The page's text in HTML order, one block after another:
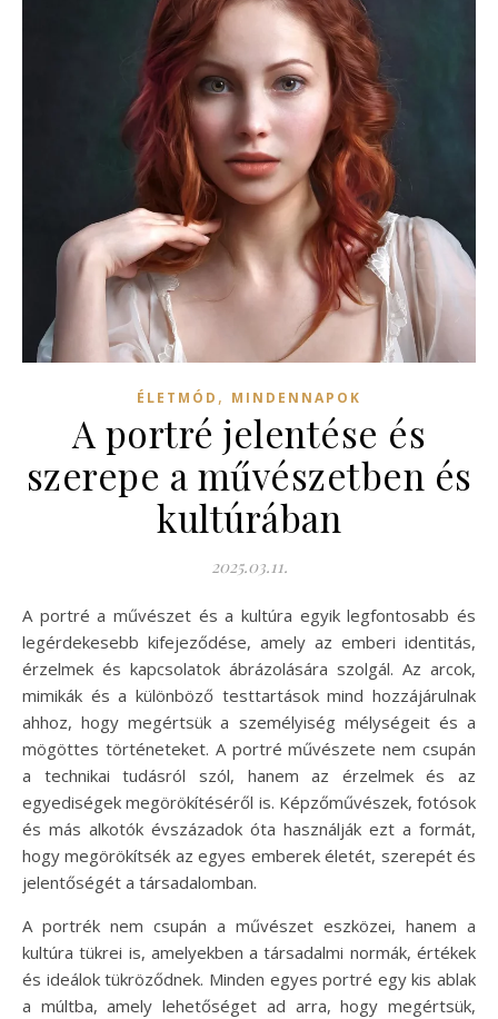
ÉLETMÓD , MINDENNAPOK
A portré jelentése és
szerepe a művészetben és
kultúrában
2025.03.11.
A portré a művészet és a kultúra egyik legfontosabb és
legérdekesebb kifejeződése, amely az emberi identitás,
érzelmek és kapcsolatok ábrázolására szolgál. Az arcok,
mimikák és a különböző testtartások mind hozzájárulnak
ahhoz, hogy megértsük a személyiség mélységeit és a
mögöttes történeteket. A portré művészete nem csupán
a technikai tudásról szól, hanem az érzelmek és az
egyediségek megörökítéséről is. Képzőművészek, fotósok
és más alkotók évszázadok óta használják ezt a formát,
hogy megörökítsék az egyes emberek életét, szerepét és
jelentőségét a társadalomban.
A portrék nem csupán a művészet eszközei, hanem a
kultúra tükrei is, amelyekben a társadalmi normák, értékek
és ideálok tükröződnek. Minden egyes portré egy kis ablak
a múltba, amely lehetőséget ad arra, hogy megértsük,